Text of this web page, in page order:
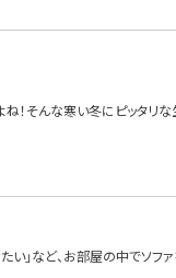
ね！そんな寒い冬にピッタリ
い」など、お部屋の中でソ